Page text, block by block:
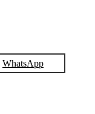
WhatsApp